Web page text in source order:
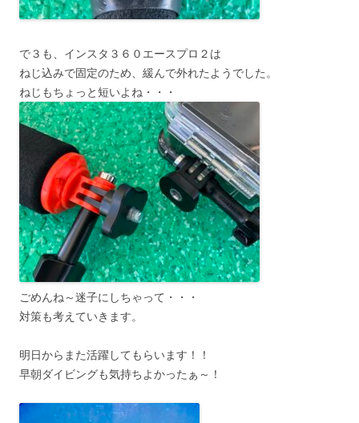
で３も、インスタ３６０エースプロ２は
ねじ込みで固定のため、緩んで外れたようでした。
ねじもちょっと短いよね・・・
ごめんね～迷子にしちゃって・・・
対策も考えていきます。
明日からまた活躍してもらいます！！
早朝ダイビングも気持ちよかったぁ～！